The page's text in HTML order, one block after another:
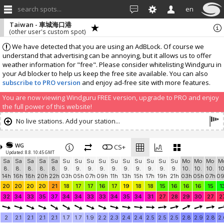
search spots... en
We have detected that you are using an AdBLock. Of course we
understand that advertising can be annoying, but it allows us to offer
weather information for "free". Please consider whitelisting Windguru in
your Ad blocker to help us keep the free site available. You can also
subscribe to PRO version and enjoy ad-free site with more features.
You are now viewing Windguru FREE version, upgrade to PRO and enjoy
the full power of this website!
Taiwan - 車城海口港
(other user's custom spot)
No live stations. Add your station...
WG
Updated: 8.8. 10:45 GMT
CS+
Sa
8.
14h
Sa
8.
16h
Sa
8.
18h
Sa
8.
20h
Sa
8.
22h
Su
9.
03h
Su
9.
05h
Su
9.
07h
Su
9.
09h
Su
9.
11h
Su
9.
13h
Su
9.
15h
Su
9.
17h
Su
9.
19h
Su
9.
21h
Mo
10.
03h
Mo
10.
05h
Mo
10.
07h
20
20 20 20 21 18 17 17 16 17 19 18 18 15 16 16 16 15
32
34 33 35 37 34 34 33 33 34 35 34 31 27 28 29 30 27
2 2.1 2.1 2.1 2.1 1.7 1.7 1.9 2.2 2.3 2.4 2.4 2.5 2.5 2.5 2.8 2.9 2.8